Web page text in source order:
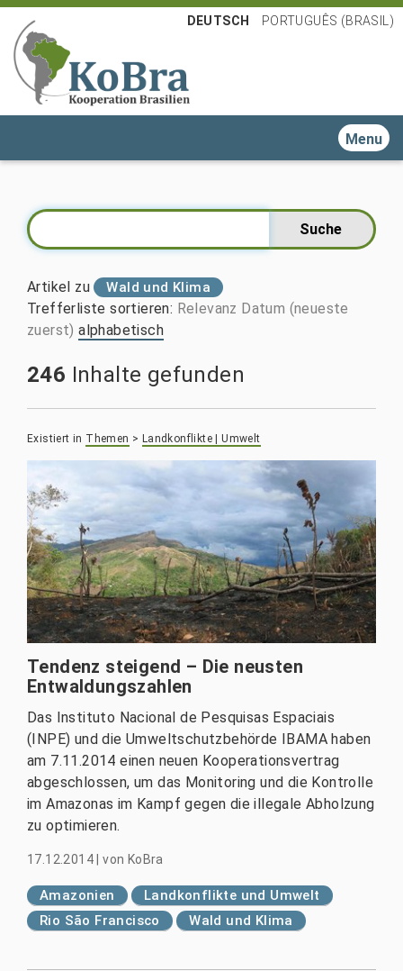
DEUTSCH PORTUGUÊS (BRASIL)
Toggle
Artikel zu Wald und Klima
Trefferliste sortieren: Relevanz Datum (neueste
zuerst) alphabetisch
246 Inhalte gefunden
Existiert in Themen > Landkonflikte | Umwelt
Tendenz steigend – Die neusten
Entwaldungszahlen
Das Instituto Nacional de Pesquisas Espaciais
(INPE) und die Umweltschutzbehörde IBAMA haben
am 7.11.2014 einen neuen Kooperationsvertrag
abgeschlossen, um das Monitoring und die Kontrolle
im Amazonas im Kampf gegen die illegale Abholzung
zu optimieren.
17.12.2014 |von KoBra
Amazonien
Landkonflikte und Umwelt
Rio São Francisco
Wald und Klima